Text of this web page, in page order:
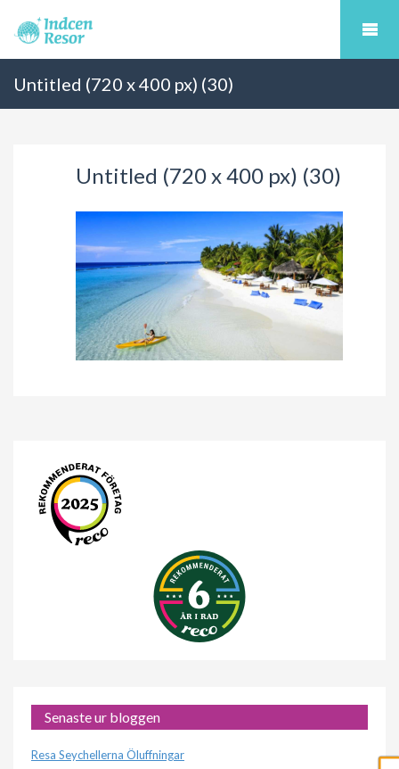
Untitled (720 x 400 px) (30)
Untitled (720 x 400 px) (30)
Senaste ur bloggen
Resa Seychellerna Öluffningar